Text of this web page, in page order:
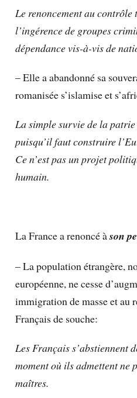
Le renoncement au
l’ingérence de groupes
dépendance vis-à-vis de
– Elle a abandonné sa
romanisée s’islamise et
La simple survie de la patrie
puisqu’il faut construire
Ce n’est pas un projet
humain.
La France a renoncé àson
– La population étrangère,
européenne, ne cesse
immigration de masse et au
Français de souche:
Les Français s’abstiennent
moment où ils admettent ne
maîtres.